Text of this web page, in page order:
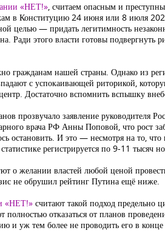
«НЕТ!», считаем опасным и
в Конституцию 24 июня или 8 июля
целью — придать легитимность
Ради этого власти готовы подвергнуть
гражданам нашей страны. Однако из
с успокаивающей риторикой,
Достаточно вспомнить вспышку
прозвучало заявление руководителя
врача РФ Анны Поповой, что рост
остановить. И это — несмотря на то,
регистрируется по 9-11 тысяч
о желании властей любой ценой
не обрушил рейтинг Путина ещё ниже.
«НЕТ!» считают такой подход предельно
отказаться от планов
и уж тем более не проводить его в